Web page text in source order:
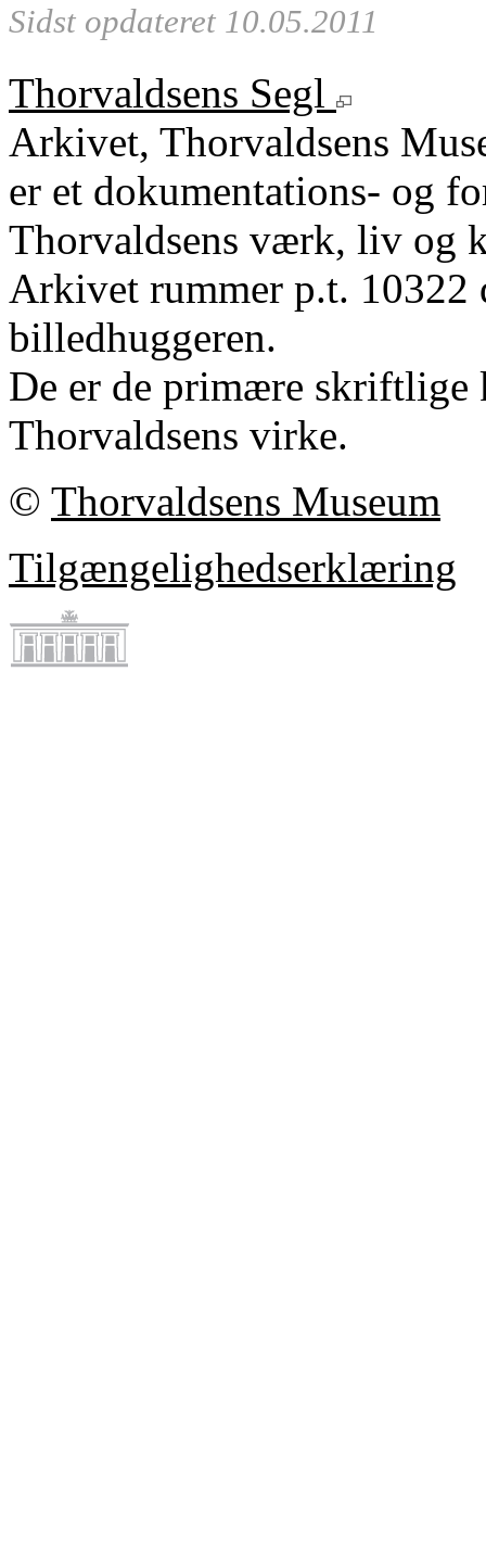
Sidst opdateret 10.05.2011
Thorvaldsens Segl
Arkivet, Thorvaldsens
er et dokumentations- og
Thorvaldsens værk, liv og
Arkivet rummer p.t.
billedhuggeren.
De er de primære
Thorvaldsens virke.
© Thorvaldsens Museum
Tilgængelighedserklæring